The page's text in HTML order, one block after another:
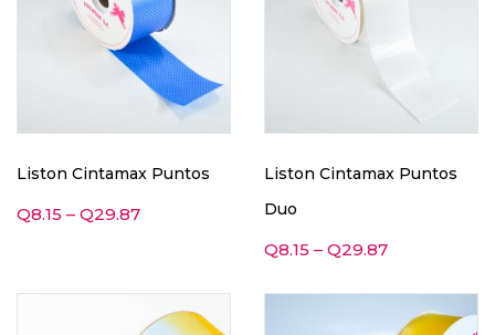
Liston Cintamax Puntos
Q8.15 – Q29.87
Liston Cintamax Puntos
Duo
Q8.15 – Q29.87